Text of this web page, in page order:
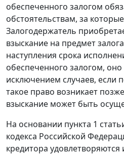
обеспеченного залогом
обстоятельствам, за
Залогодержатель
взыскание на предмет
наступления срока
обеспеченного залогом,
исключением случаев, если
такое право возникает
взыскание может быть
На основании пункта 1
кодекса Российской
кредитора удовлетворяются